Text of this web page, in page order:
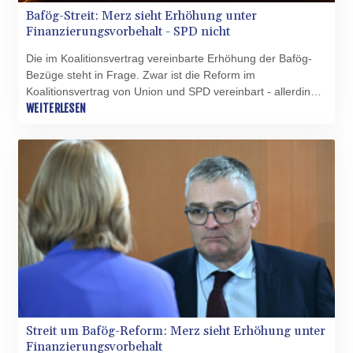
Bafög-Streit: Merz sieht Erhöhung unter
Finanzierungsvorbehalt - SPD nicht
Die im Koalitionsvertrag vereinbarte Erhöhung der Bafög-
Bezüge steht in Frage. Zwar ist die Reform im
Koalitionsvertrag von Union und SPD vereinbart - allerdings
will sich Bundeskanzler Friedrich Merz (CDU) noch nicht auf
Stefan Kornelius wies am Montag in Berlin darauf hin, dass
alle Vereinbarungen im Koalitionsvertrag "unter
Finanzierungsvorbehalt" stünden. Die SPD widersprach
dieser Darstellung: Die Finanzierung der Erhöhung sei
bereits gesichert.
WEITERLESEN
Streit um Bafög-Reform: Merz sieht Erhöhung unter
Finanzierungsvorbehalt